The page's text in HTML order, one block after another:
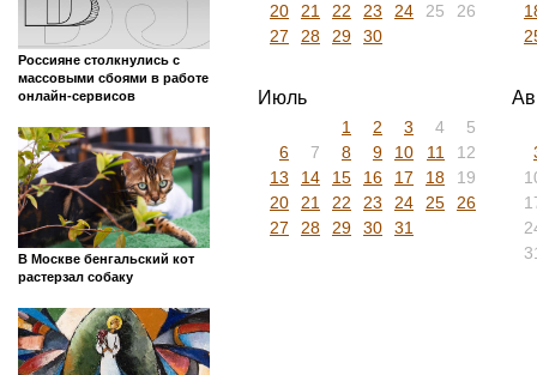
Россияне столкнулись с
массовыми сбоями в работе
онлайн-сервисов
В Москве бенгальский кот
растерзал собаку
20
21 22 23 24 25
26
27
28 29 30
Июль
1 2 3 4
5
6
7 8 9 10 11
12
13
14 15 16 17 18
19
20
21 22 23 24 25
26
27
28 29 30 31